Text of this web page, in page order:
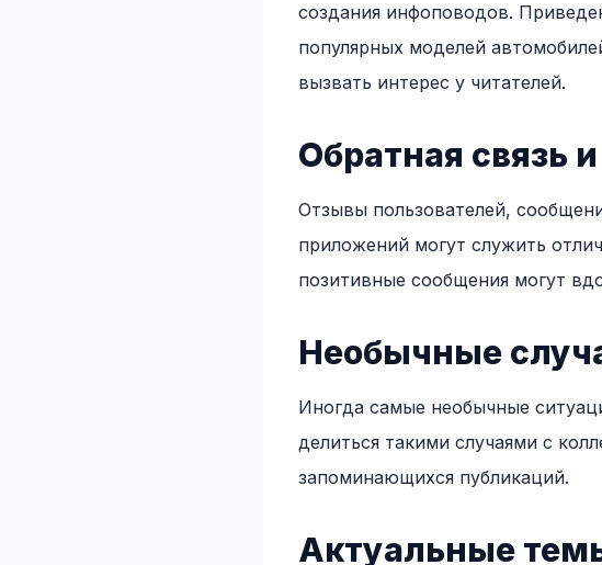
создания инфоповодов.
популярных моделей
вызвать интерес у читателей.
Обратная связь
Отзывы пользователей,
приложений могут служить
позитивные сообщения могут
Необычные
Иногда самые необычные
делиться такими случаями с
запоминающихся публикаций.
Актуальные